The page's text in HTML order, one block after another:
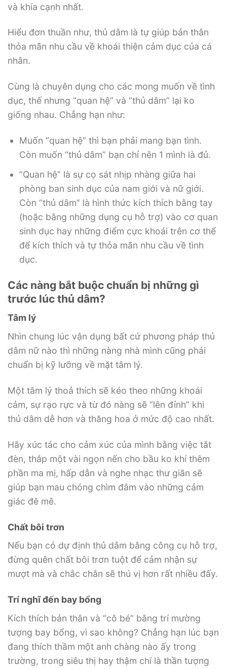
và khía cạnh nhất.
Hiểu đơn thuần như, thủ dâm là tự giúp bản thân
thỏa mãn nhu cầu về khoái thiện cảm dục của cá
nhân.
Cùng là chuyên dụng cho các mong muốn về tình
dục, thế nhưng “quan hệ” và “thủ dâm” lại ko
giống nhau. Chẳng hạn như:
Muốn “quan hệ” thì bạn phải mang bạn tình.
Còn muốn “thủ dâm” bạn chỉ nên 1 mình là đủ.
“Quan hệ” là sự cọ sát nhịp nhàng giữa hai
phòng ban sinh dục của nam giới và nữ giới.
Còn “thủ dâm” là hình thức kích thích bằng tay
(hoặc bằng những dụng cụ hỗ trợ) vào cơ quan
sinh dục hay những điểm cực khoái trên cơ thể
để kích thích và tự thỏa mãn nhu cầu về tình
dục.
Các nàng bắt buộc chuẩn bị những gì
trước lúc thủ dâm?
Tâm lý
Nhìn chung lúc vận dụng bất cứ phương pháp thủ
dâm nữ nào thì những nàng nhà mình cũng phải
chuẩn bị kỹ lưỡng về mặt tâm lý.
Một tâm lý thoả thích sẽ kéo theo những khoái
cảm, sự rạo rực và từ đó nàng sẽ “lên đỉnh” khi
thủ dâm dễ hơn và thăng hoa ở mức độ cao nhất.
Hãy xúc tác cho cảm xúc của mình bằng việc tắt
đèn, thắp một vài ngọn nến cho bầu ko khí thêm
phần ma mị, hấp dẫn và nghe nhạc thư giãn sẽ
giúp bạn mau chóng chìm đắm vào những cảm
giác đê mê.
Chất bôi trơn
Nếu bạn có dự định thủ dâm bằng công cụ hỗ trợ,
đừng quên chất bôi trơn tuột để cảm nhận sự
mượt mà và chắc chắn sẽ thú vị hơn rất nhiều đấy.
Trí nghĩ đến bay bổng
Kích thích bản thân và “cô bé” bằng trí mường
tượng bay bổng, vì sao không? Chẳng hạn lúc bạn
đang thích thầm một anh chàng nào ấy trong
trường, trong siêu thị hay thậm chí là thần tượng